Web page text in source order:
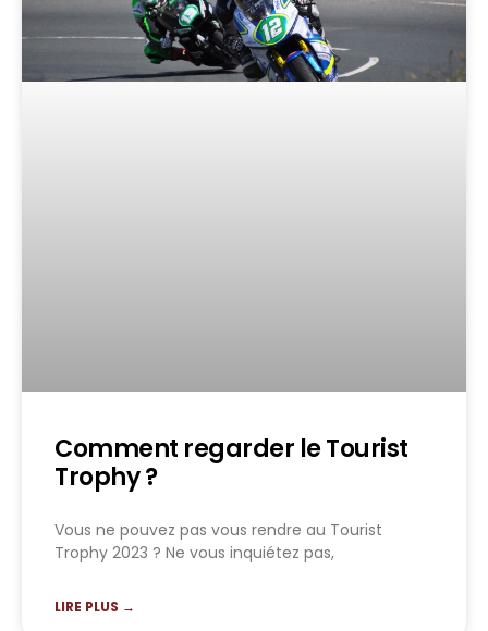
Comment regarder le Tourist
Trophy ?
Vous ne pouvez pas vous rendre au Tourist
Trophy 2023 ? Ne vous inquiétez pas,
LIRE PLUS →